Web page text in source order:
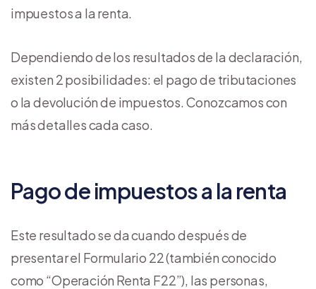
impuestos a la renta.
Dependiendo de los resultados de la declaración,
existen 2 posibilidades: el pago de tributaciones
o la devolución de impuestos. Conozcamos con
más detalles cada caso.
Pago de impuestos a la renta
Este resultado se da cuando después de
presentar el Formulario 22 (también conocido
como “Operación Renta F22”), las personas,